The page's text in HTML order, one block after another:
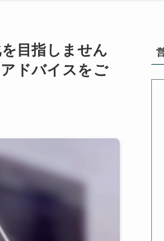
目指しません
ドバイスをご